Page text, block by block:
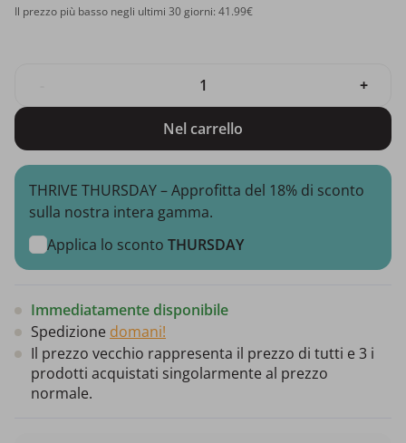
Il prezzo più basso negli ultimi 30 giorni: 41.99€
+
Nel carrello
THRIVE THURSDAY – Approfitta del 18% di sconto
sulla nostra intera gamma.
Applica lo sconto THURSDAY
Immediatamente disponibile
Spedizione domani!
Il prezzo vecchio rappresenta il prezzo di tutti e 3 i
prodotti acquistati singolarmente al prezzo
normale.